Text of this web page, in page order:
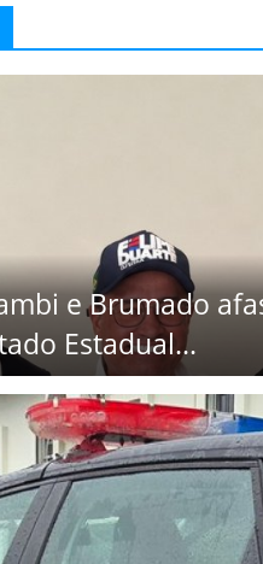
e Brumado
Estadual...